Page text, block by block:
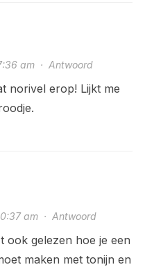
am· Antwoord
norivel erop! Lijkt me
am· Antwoord
ook gelezen hoe je een
maken met tonijn en